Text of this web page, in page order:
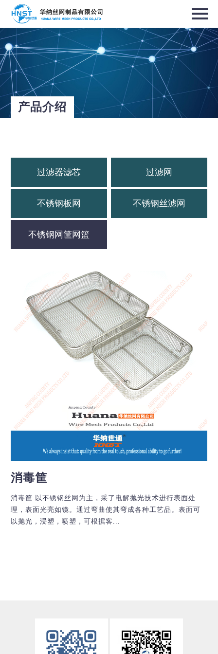
选择国家／地区
亚洲
中华人民共和国
North & South America
产品介绍
过滤器滤芯 过滤网
不锈钢板网 不锈钢丝滤网
不锈钢网筐网篮
消毒筐
消毒筐 以不锈钢丝网为主，采了电解抛光技术进行表面处
理，表面光亮如镜。通过弯曲使其弯成各种工艺品。表面可
以抛光，浸塑，喷塑，可根据客...